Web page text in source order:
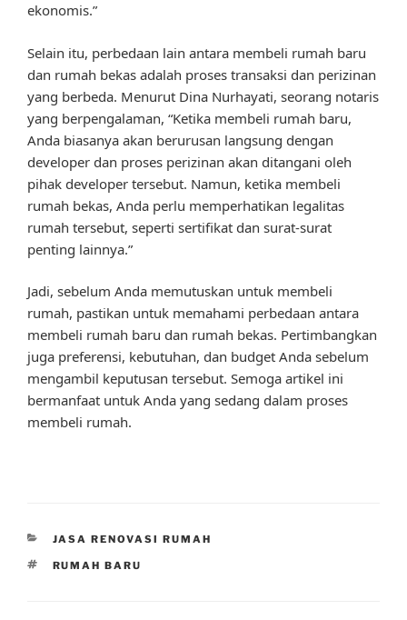
ekonomis.”
Selain itu, perbedaan lain antara membeli rumah baru
dan rumah bekas adalah proses transaksi dan perizinan
yang berbeda. Menurut Dina Nurhayati, seorang notaris
yang berpengalaman, “Ketika membeli rumah baru,
Anda biasanya akan berurusan langsung dengan
developer dan proses perizinan akan ditangani oleh
pihak developer tersebut. Namun, ketika membeli
rumah bekas, Anda perlu memperhatikan legalitas
rumah tersebut, seperti sertifikat dan surat-surat
penting lainnya.”
Jadi, sebelum Anda memutuskan untuk membeli
rumah, pastikan untuk memahami perbedaan antara
membeli rumah baru dan rumah bekas. Pertimbangkan
juga preferensi, kebutuhan, dan budget Anda sebelum
mengambil keputusan tersebut. Semoga artikel ini
bermanfaat untuk Anda yang sedang dalam proses
membeli rumah.
CATEGORIES
JASA RENOVASI RUMAH
TAGS
RUMAH BARU